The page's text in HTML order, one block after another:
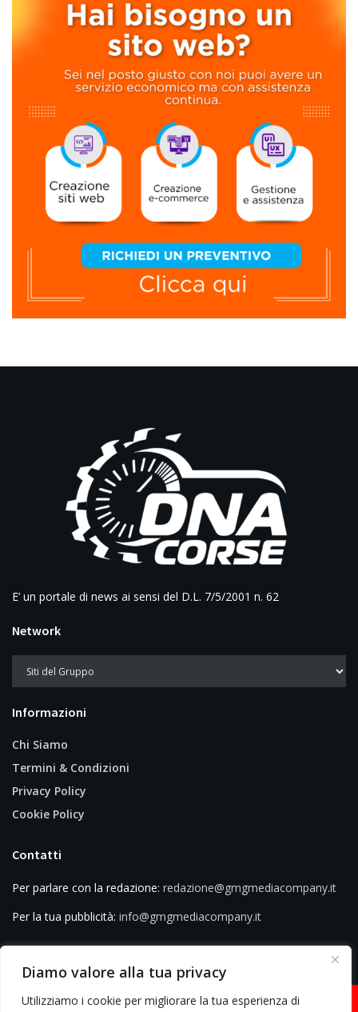
Diamo valore alla tua privacy
Utilizziamo i cookie per migliorare la tua esperienza di
E’ un portale di news ai sensi del D.L. 7/5/2001 n. 62
Network
Informazioni
Chi Siamo
Termini & Condizioni
Privacy Policy
Cookie Policy
Contatti
Per parlare con la redazione: redazione@gmgmediacompany.it
Per la tua pubblicità: info@gmgmediacompany.it